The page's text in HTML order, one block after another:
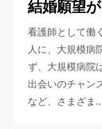
結婚願望
看護師として働
人に、大規模病
ず、大規模病院
出会いのチャン
など、さまざま